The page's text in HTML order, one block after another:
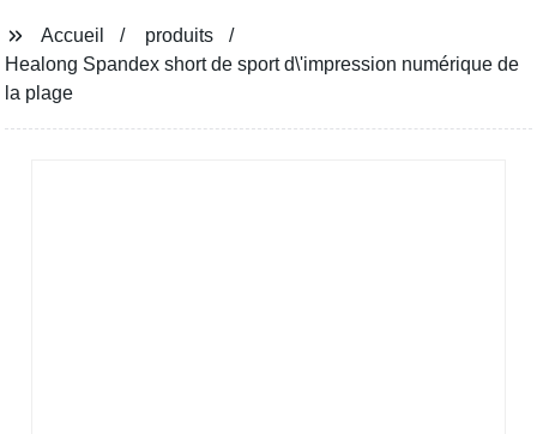
Accueil
produits
Healong Spandex short de sport d\'impression numérique de
la plage